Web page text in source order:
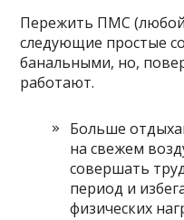
Пережить ПМС
следующие простые
банальными, но,
работают.
Больше
на свежем
совершать
период и
физических